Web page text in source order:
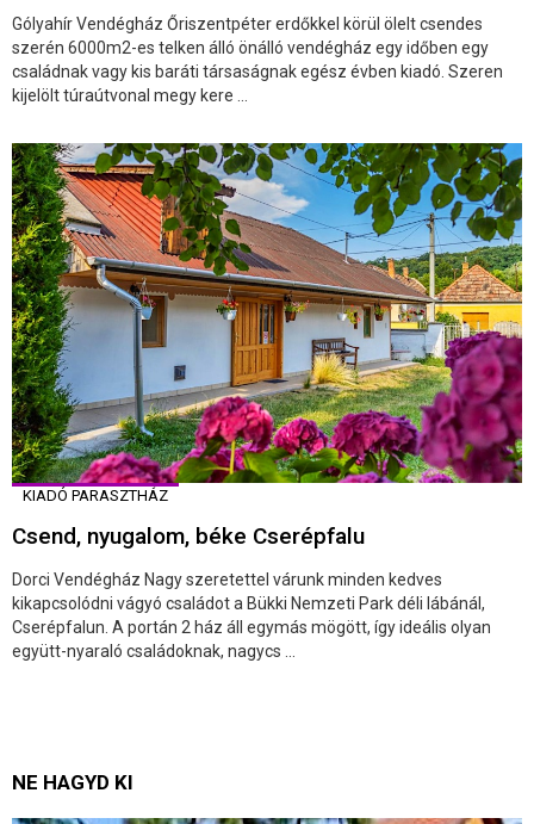
Gólyahír Vendégház Őriszentpéter erdőkkel körül ölelt csendes
szerén 6000m2-es telken álló önálló vendégház egy időben egy
családnak vagy kis baráti társaságnak egész évben kiadó. Szeren
kijelölt túraútvonal megy kere ...
KIADÓ PARASZTHÁZ
Csend, nyugalom, béke Cserépfalu
Dorci Vendégház Nagy szeretettel várunk minden kedves
kikapcsolódni vágyó családot a Bükki Nemzeti Park déli lábánál,
Cserépfalun. A portán 2 ház áll egymás mögött, így ideális olyan
együtt-nyaraló családoknak, nagycs ...
NE HAGYD KI